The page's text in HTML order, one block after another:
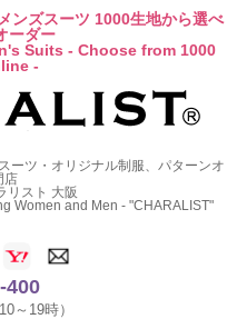
ンズスーツ 1000生地から選べ
ーダー
Suits - Choose from 1000
-
ーツ・オリジナル制服、パターンオ
店
リスト 大阪
Women and Men - "CHARALIST"
400
～19時）